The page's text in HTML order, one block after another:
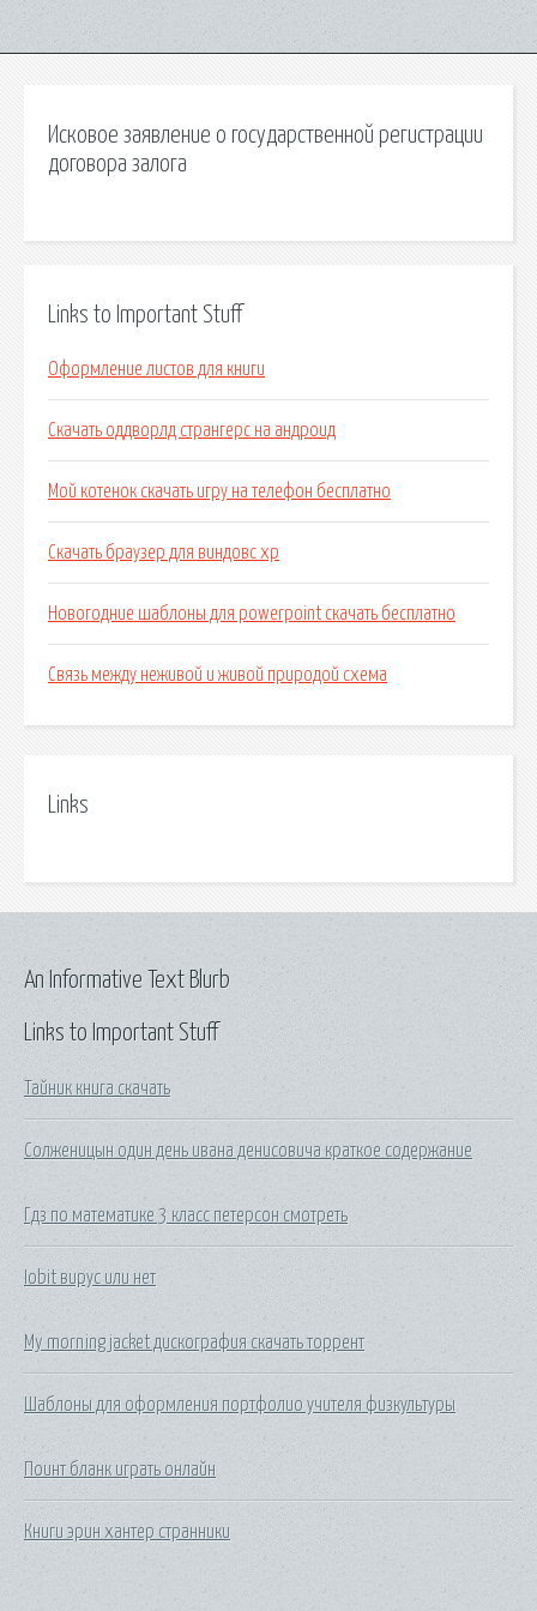
Исковое заявление о государственной регистрации
договора залога
Links to Important Stuff
Оформление листов для книги
Скачать оддворлд странгерс на андроид
Мой котенок скачать игру на телефон бесплатно
Скачать браузер для виндовс хр
Новогодние шаблоны для powerpoint скачать бесплатно
Связь между неживой и живой природой схема
Links
Links to Important Stuff
Тайник книга скачать
Солженицын один день ивана денисовича краткое содержание
Гдз по математике 3 класс петерсон смотреть
Iobit вирус или нет
My morning jacket дискография скачать торрент
Шаблоны для оформления портфолио учителя физкультуры
Поинт бланк играть онлайн
Книги эрин хантер странники
An Informative Text Blurb